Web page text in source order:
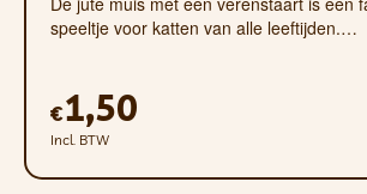
speeltje voor katten van alle leeftijden.…
€1,50
Incl. BTW